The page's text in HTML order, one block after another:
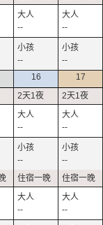
--
--
--
--
16
--
--
--
17
--
--
--